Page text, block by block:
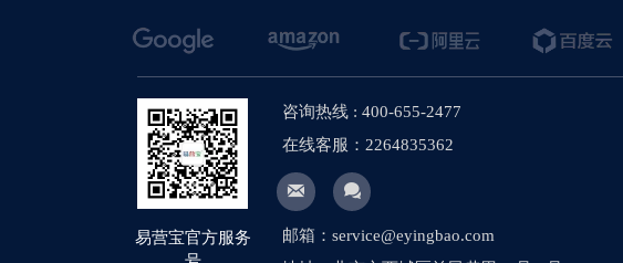
易营宝官方服务
咨询热线 : 400-655-2477
在线客服：2264835362
 
邮箱：service@eyingbao.com